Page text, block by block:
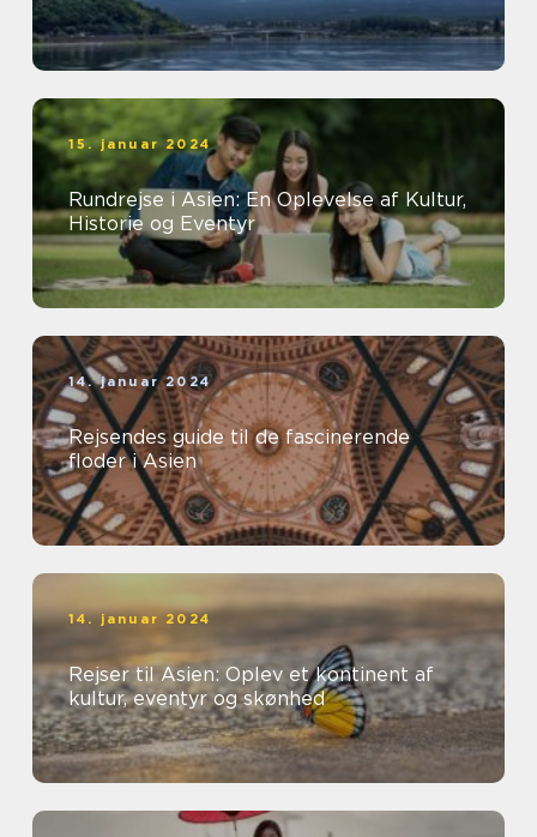
15. januar 2024
Rundrejse i Asien: En Oplevelse af Kultur,
Historie og Eventyr
14. januar 2024
Rejsendes guide til de fascinerende
floder i Asien
14. januar 2024
Rejser til Asien: Oplev et kontinent af
kultur, eventyr og skønhed